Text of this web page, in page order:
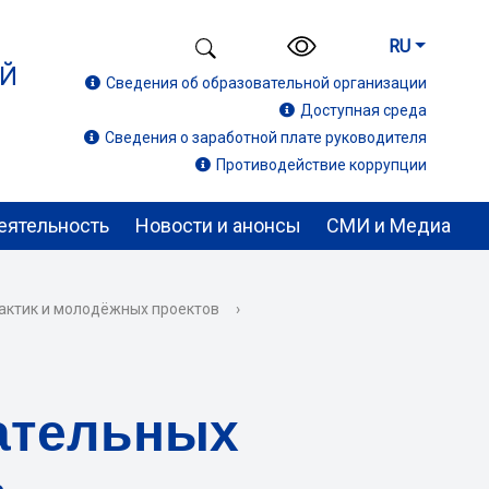
RU
Сведения об образовательной организации
Доступная среда
Сведения о заработной плате руководителя
Противодействие коррупции
Новости и анонсы СМИ и Медиа
и молодёжных проектов ›